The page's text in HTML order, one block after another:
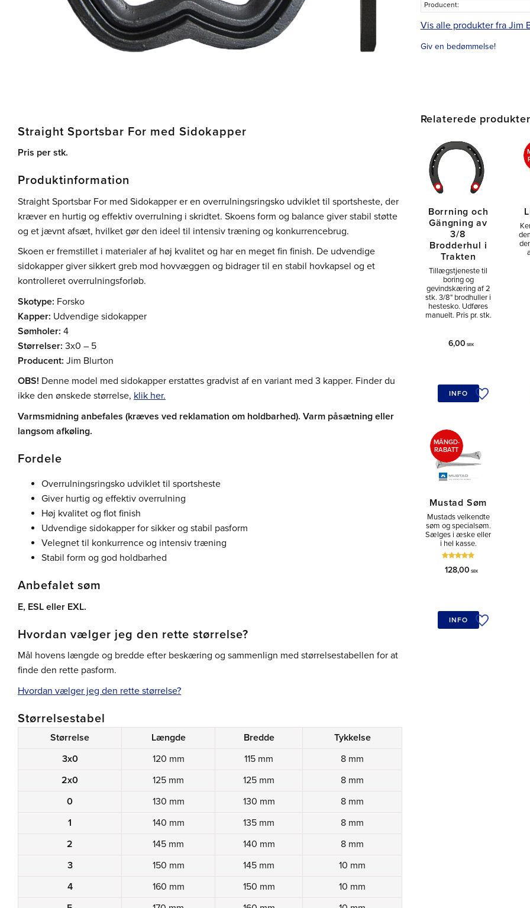
Producent
Vis alle produkter fra Jim
Giv en bedømmelse!
Straight Sportsbar For med Sidokapper
Pris per stk.
Produktinformation
Straight Sportsbar For med Sidokapper er en overrulningsringsko udviklet til sportsheste, der
kræver en hurtig og effektiv overrulning i skridtet. Skoens form og balance giver stabil støtte
og et jævnt afsæt, hvilket gør den ideel til intensiv træning og konkurrencebrug.
Skoen er fremstillet i materialer af høj kvalitet og har en meget fin finish. De udvendige
sidokapper giver sikkert greb mod hovvæggen og bidrager til en stabil hovkapsel og et
kontrolleret overrulningsforløb.
Skotype: Forsko
Kapper: Udvendige sidokapper
Sømholer: 4
Størrelser: 3x0 – 5
Producent: Jim Blurton
OBS! Denne model med sidokapper erstattes gradvist af en variant med 3 kapper. Finder du
ikke den ønskede størrelse, klik her.
Varmsmidning anbefales (kræves ved reklamation om holdbarhed). Varm påsætning eller
langsom afkøling.
Fordele
Overrulningsringsko udviklet til sportsheste
Giver hurtig og effektiv overrulning
Høj kvalitet og flot finish
Udvendige sidokapper for sikker og stabil pasform
Velegnet til konkurrence og intensiv træning
Stabil form og god holdbarhed
Anbefalet søm
E, ESL eller EXL.
Hvordan vælger jeg den rette størrelse?
Mål hovens længde og bredde efter beskæring og sammenlign med størrelsestabellen for at
finde den rette pasform.
Hvordan vælger jeg den rette størrelse?
Størrelsestabel
Størrelse Længde Bredde
Tykkelse
3x0
120 mm 115 mm
8 mm
2x0
125 mm 125 mm
8 mm
0
130 mm 130 mm
8 mm
1
140 mm 135 mm
8 mm
2
145 mm 140 mm
8 mm
3
150 mm 145 mm
10 mm
4
160 mm 150 mm
10 mm
Relaterede produkter
Borrning och
Gängning av
3/8
Brodderhul i
Trakten
Tillægstjeneste til
boring og
gevindskæring af 2
stk. 3/8" brodhuller i
hestesko. Udføres
manuelt. Pris pr. stk.
6,00 SEK
Tilføj til
INFO
Mustad Søm
Mustads velkendte
søm og specialsøm.
Sælges i æske eller
i hel kasse.
128,00 SEK
MÄNGD-
RABATT
Tilføj til
INFO